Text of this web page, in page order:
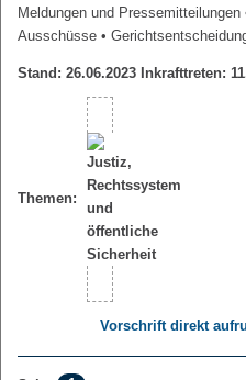
Meldungen und Pressemitteilungen
Ausschüsse •
Stand: 26.06.2023 Inkrafttreten:
Themen:
Vorschrift direkt